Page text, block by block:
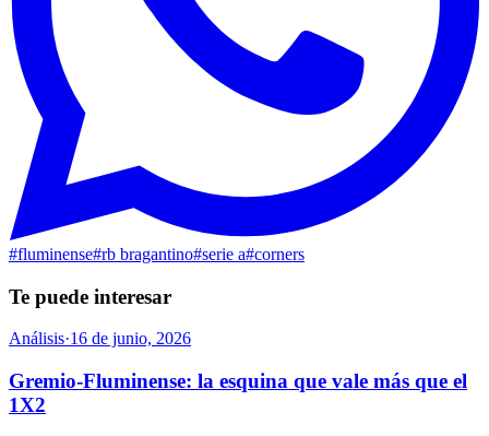
#fluminense#rb bragantino#serie a#corners
Te puede interesar
Análisis·16 de junio, 2026
Gremio-Fluminense: la esquina que vale más que el
1X2